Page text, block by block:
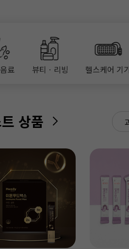
료 뷰티ㆍ리빙 헬스케어 기기
상품